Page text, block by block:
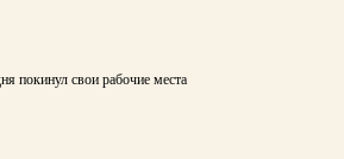
покинул свои рабочие места